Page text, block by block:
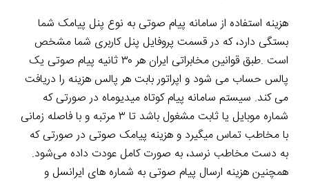
هزینه استفاده از سامانه پیام صوتی به نوع پنل پیامک شما
بستگی دارد، که در قسمت پروفایل پنل کاربری شما مشخص
است .طبق قوانین مخابراتی ایران هر ۳۰ ثانیه پیام صوتی یک
پالس حساب می شود و اپراتور بابت هر پالس هزینه را دریافت
می کند. سیستم سامانه پیام کوتاه میدیوماه در صورتی که
شماره موبایل یا ثابت مشغول باشد تا ۳ مرتبه و با فاصله زمانی
با مخاطب تماس میگیرد و هزینه پیامک صوتی در صورتی که
به دست مخاطب نرسد، به صورت کامل عودت داده می‌شود.
همچنین هزینه ارسال پیام صوتی به شماره های ایرانسل و